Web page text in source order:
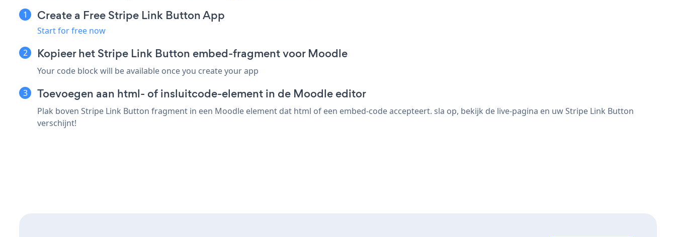
Create a Free Stripe Link Button App
Start for free now
Kopieer het Stripe Link Button embed-fragment voor Moodle
Your code block will be available once you create your app
Toevoegen aan html- of insluitcode-element in de Moodle editor
Plak boven Stripe Link Button fragment in een Moodle element dat html of een embed-code accepteert. sla op, bekijk de live-pagina en uw Stripe Link Button
verschijnt!